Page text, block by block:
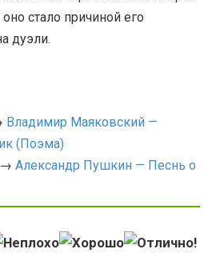
стало причиной его
дуэли.
Владимир Маяковский —
(Поэма)
→ Александр Пушкин — Песнь о